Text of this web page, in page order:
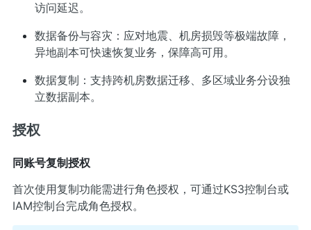
访问延迟。
数据备份与容灾：应对地震、机房损毁等极端故障，
异地副本可快速恢复业务，保障高可用。
数据复制：支持跨机房数据迁移、多区域业务分设独
立数据副本。
授权
同账号复制授权
首次使用复制功能需进行角色授权，可通过KS3控制台或
IAM控制台完成角色授权。